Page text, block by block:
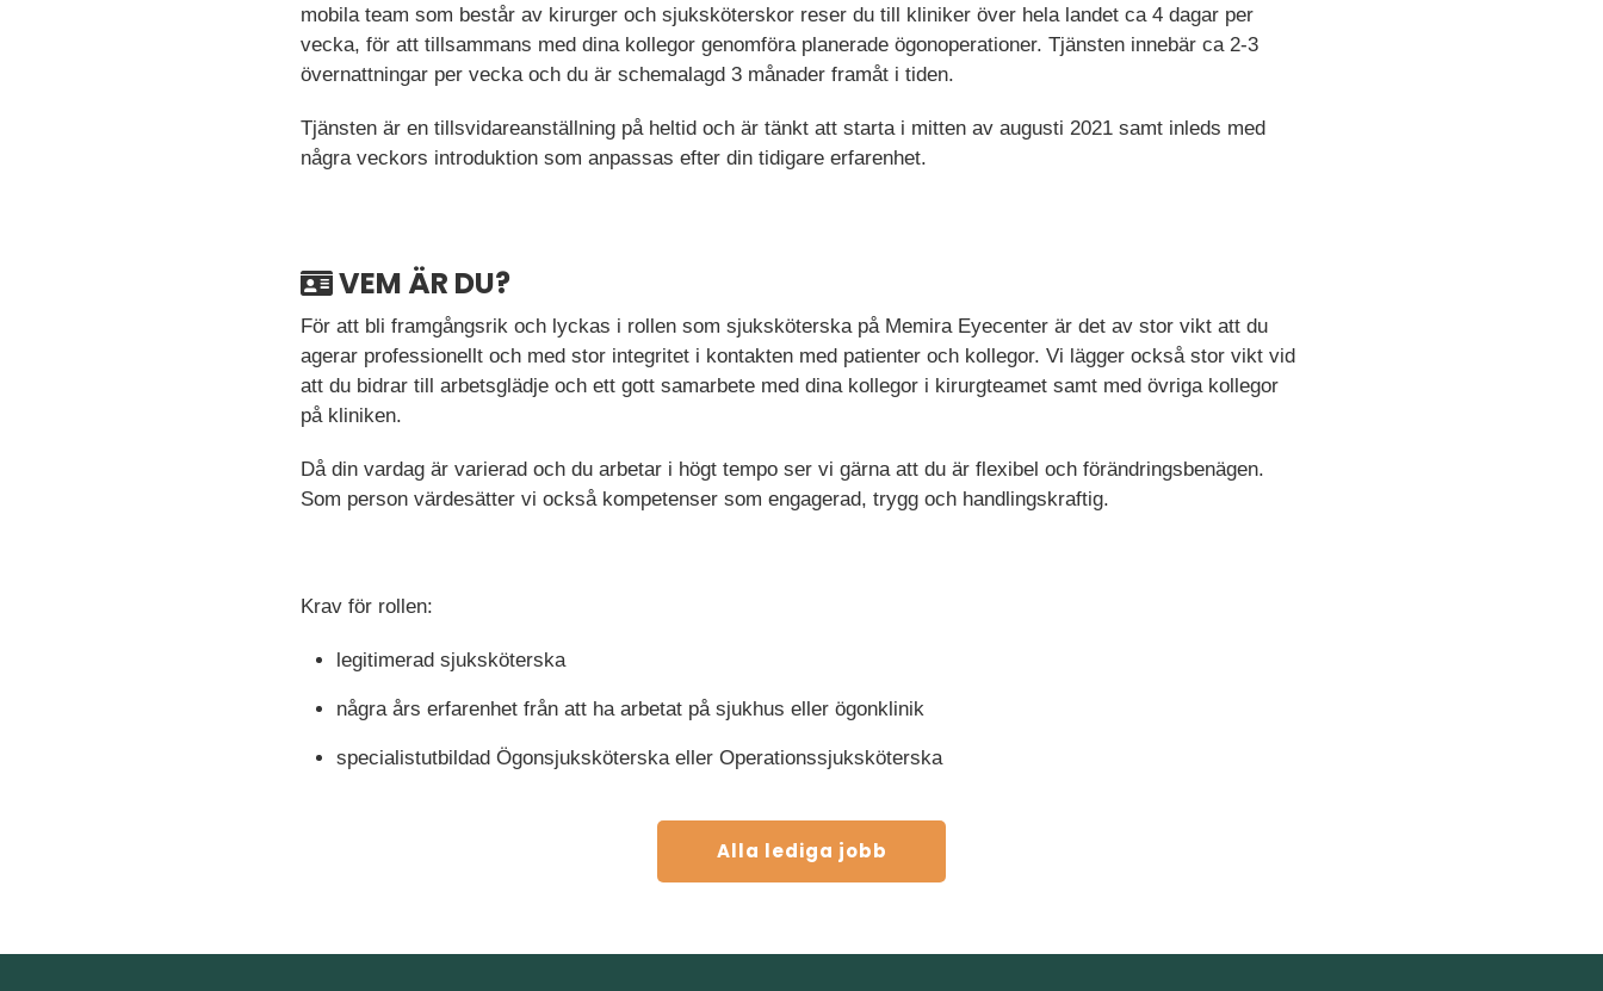
mobila team som består av kirurger och sjuksköterskor reser du till kliniker över hela landet ca 4 dagar per
vecka, för att tillsammans med dina kollegor genomföra planerade ögonoperationer. Tjänsten innebär ca 2-3
övernattningar per vecka och du är schemalagd 3 månader framåt i tiden.
Tjänsten är en tillsvidareanställning på heltid och är tänkt att starta i mitten av augusti 2021 samt inleds med
några veckors introduktion som anpassas efter din tidigare erfarenhet.
VEM ÄR DU?
För att bli framgångsrik och lyckas i rollen som sjuksköterska på Memira Eyecenter är det av stor vikt att du
agerar professionellt och med stor integritet i kontakten med patienter och kollegor. Vi lägger också stor vikt vid
att du bidrar till arbetsglädje och ett gott samarbete med dina kollegor i kirurgteamet samt med övriga kollegor
på kliniken.
Då din vardag är varierad och du arbetar i högt tempo ser vi gärna att du är flexibel och förändringsbenägen.
Som person värdesätter vi också kompetenser som engagerad, trygg och handlingskraftig.
Krav för rollen:
legitimerad sjuksköterska
några års erfarenhet från att ha arbetat på sjukhus eller ögonklinik
specialistutbildad Ögonsjuksköterska eller Operationssjuksköterska
Alla lediga jobb